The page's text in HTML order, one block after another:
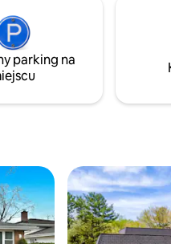
parking na